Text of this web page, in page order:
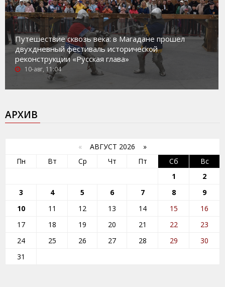
Путешествие сквозь века: в Магадане прошел
двухдневный фестиваль исторической
реконструкции «Русская глава»
10-авг, 11:04
АРХИВ
« АВГУСТ 2026 »
Пн
Вт Ср Чт Пт Сб
Вс
1
2
3
4 5 6 7 8
9
10
11 12 13 14 15
16
17
18 19 20 21 22
23
24
25 26 27 28 29
30
31